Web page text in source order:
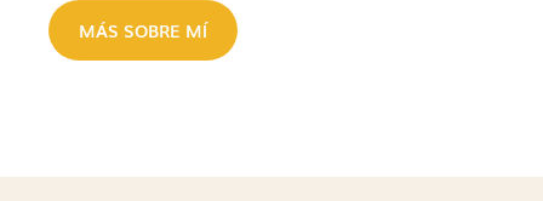
MÁS SOBRE MÍ